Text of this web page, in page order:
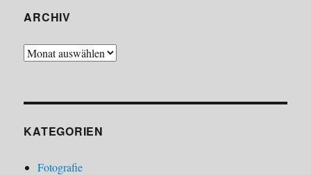
ARCHIV
Archiv
KATEGORIEN
Fotografie